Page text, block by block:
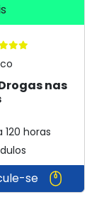
nas
120 horas
se